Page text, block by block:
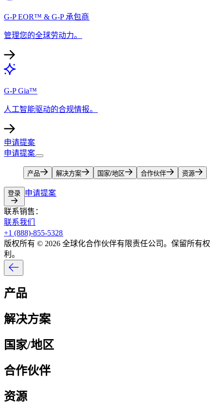
G-P EOR™ & G-P 承包商​​
管理您的全球劳动力。​​
G-P Gia™​​
人工智能驱动的合规情报。​​
申请提案​​
申请提案​​
产品​​ 解决方案​​ 国家/地区​​ 合作伙伴​​ 资源​​
登录​​ 申请提案​​
联系销售：​​
联系我们​​
+1 (888)-855-5328​​
版权所有 © 2026 全球化合作伙伴有限责任公司。保留所有权
利。​​
产品​​
解决方案​​
国家/地区​​
合作伙伴​​
资源​​